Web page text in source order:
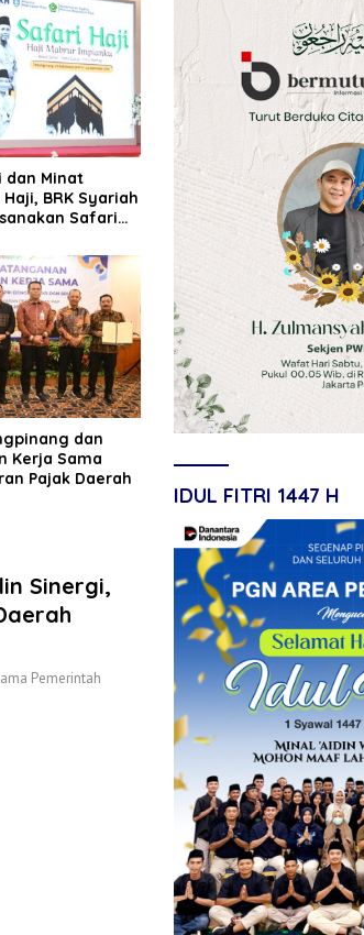
dan Minat
BRK Syariah
Safari
dan
Kerja Sama
Pajak Daerah
Sinergi,
Pemerintah
IDUL FITRI 1447 H